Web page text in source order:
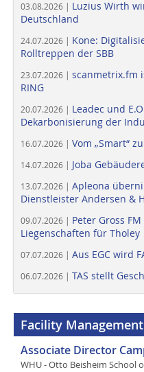
03.08.2026 | Luzius Wirth
Deutschland
24.07.2026 | Kone:
Rolltreppen der SBB
23.07.2026 | scanmetrix.fm
RING
20.07.2026 | Leadec und
Dekarbonisierung der
16.07.2026 | Vom „Smart“
14.07.2026 | Joba
13.07.2026 | Apleona
Dienstleister Andersen &
09.07.2026 | Peter Gross
Liegenschaften für Tholey
07.07.2026 | Aus EGC wird
06.07.2026 | TAS stellt
Facility Management
Associate Director
WHU - Otto Beisheim School